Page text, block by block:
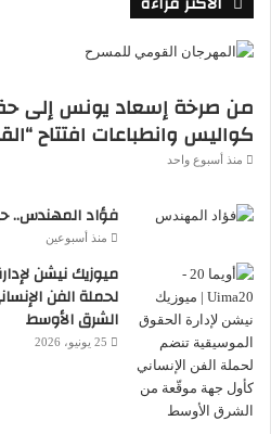
من صرخة إسعاد يونس إلى
كواليس وانطباعات افتتاح
منذ أسبوع واحد
فؤاد المهندس..
منذ أسبوعين
ميوزيك نيشن
لحملة الفن
الشرق الأوسط
25 يونيو، 2026